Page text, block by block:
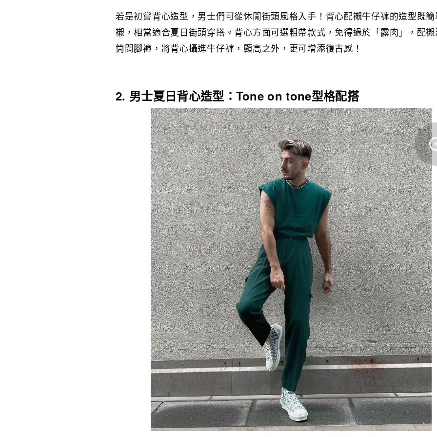
若是初嘗背心造型，男士們可從休閒街頭風格入手！背心配襯牛仔褲的造型既
襯，相當適合夏日街頭穿搭。背心方面可選粗帶款式，免得過於「露肉」，配
筒闊腳褲，將背心攝進牛仔褲，顯高之外，更可增添復古感！
2. 男士夏日背心造型：Tone on tone型格配搭